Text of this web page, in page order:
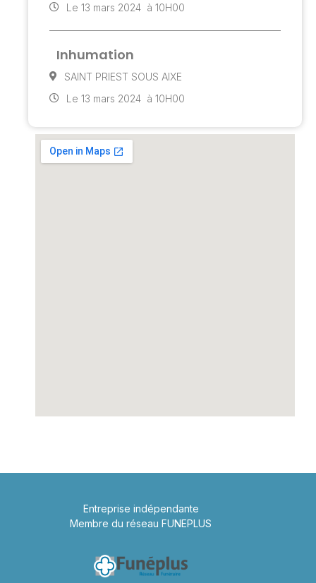
Le 13 mars 2024 à 10H00
Inhumation
SAINT PRIEST SOUS AIXE
Le 13 mars 2024 à 10H00
Entreprise indépendante
Membre du réseau FUNEPLUS